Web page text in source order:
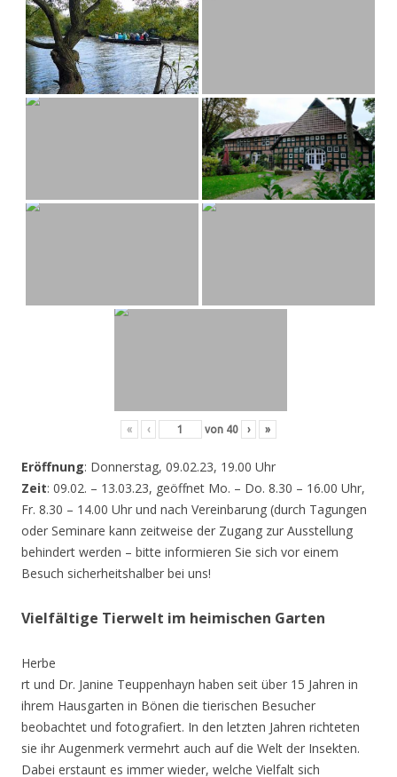
« ‹ von 40 › »
Eröffnung: Donnerstag, 09.02.23, 19.00 Uhr
Zeit: 09.02. – 13.03.23, geöffnet Mo. – Do. 8.30 – 16.00 Uhr,
Fr. 8.30 – 14.00 Uhr und nach Vereinbarung (durch Tagungen
oder Seminare kann zeitweise der Zugang zur Ausstellung
behindert werden – bitte informieren Sie sich vor einem
Besuch sicherheitshalber bei uns!
Vielfältige Tierwelt im heimischen Garten
Herbe
rt und Dr. Janine Teuppenhayn haben seit über 15 Jahren in
ihrem Hausgarten in Bönen die tierischen Besucher
beobachtet und fotografiert. In den letzten Jahren richteten
sie ihr Augenmerk vermehrt auch auf die Welt der Insekten.
Dabei erstaunt es immer wieder, welche Vielfalt sich